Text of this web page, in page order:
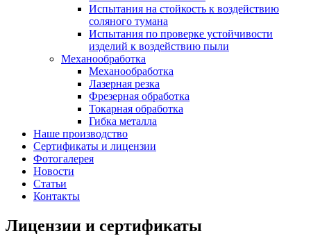
Испытания на стойкость к воздействию
соляного тумана
Испытания по проверке устойчивости
изделий к воздействию пыли
Механообработка
Механообработка
Лазерная резка
Фрезерная обработка
Токарная обработка
Гибка металла
Наше производство
Сертификаты и лицензии
Фотогалерея
Новости
Статьи
Контакты
Лицензии и сертификаты